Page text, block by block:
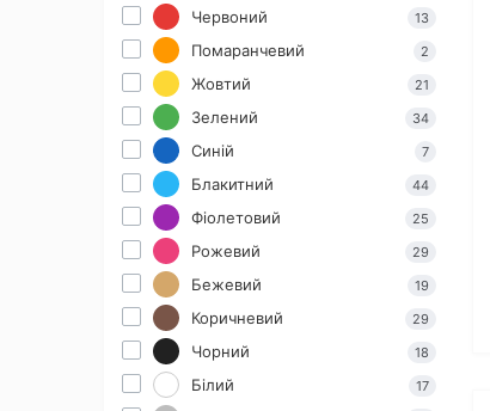
Червоний 13
Помаранчевий 2
Жовтий 21
Зелений 34
Синій 7
Блакитний 44
Фіолетовий 25
Рожевий 29
Бежевий 19
Коричневий 29
Чорний 18
Білий 17